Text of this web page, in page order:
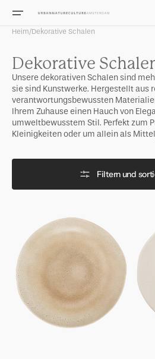
zum
Inhalt
Heim/Dekorative Schalen
Kategorie:
Dekorative
Unsere dekorativen Schalen sind
sie sind Kunstwerke. Hergestellt aus
verantwortungsbewussten
Ihrem Zuhause einen Hauch von
umweltbewusstem Stil. Perfekt zum
Kleinigkeiten oder um allein als
Filtern und
Gilbey